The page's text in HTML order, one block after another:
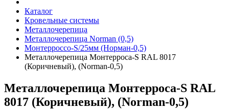
Каталог
Кровельные системы
Металлочерепица
Металлочерепица Norman (0,5)
Монтерроссо-S/25мм (Норман-0,5)
Металлочерепица Монтерроса-S RAL 8017
(Коричневый), (Norman-0,5)
Металлочерепица Монтерроса-S RAL
8017 (Коричневый), (Norman-0,5)